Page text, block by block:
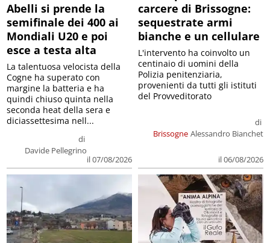
Abelli si prende la
semifinale dei 400 ai
Mondiali U20 e poi
esce a testa alta
di
Davide Pellegrino
il 07/08/2026
La talentuosa velocista della
Cogne ha superato con
margine la batteria e ha
quindi chiuso quinta nella
seconda heat della sera e
diciassettesima nell...
carcere di Brissogne:
sequestrate armi
bianche e un cellulare
Brissogne
di
Alessandro Bianchet
il 06/08/2026
L'intervento ha coinvolto un
centinaio di uomini della
Polizia penitenziaria,
provenienti da tutti gli istituti
del Provveditorato